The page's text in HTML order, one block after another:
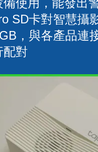
備使用，能發出
SD卡對智慧攝
，與各產品連
配對